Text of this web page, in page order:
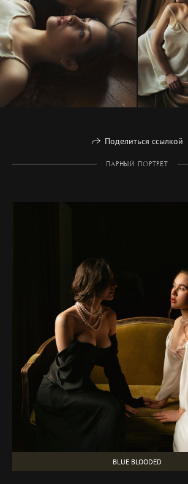
Поделиться ссылкой
ПАРНЫЙ ПОРТРЕТ
BLUE BLOODED